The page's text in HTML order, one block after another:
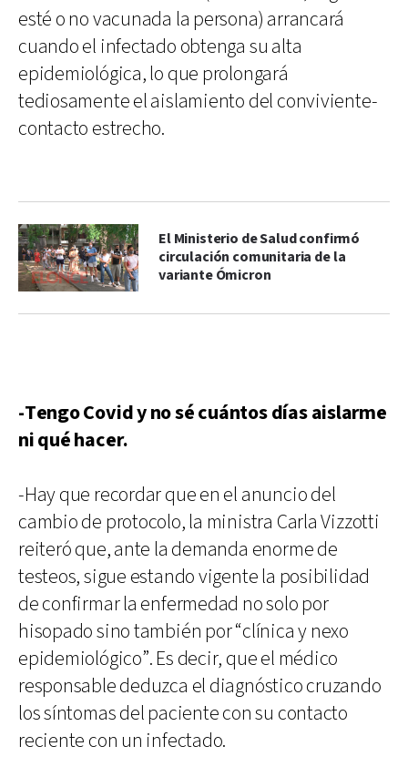
esté o no vacunada la persona) arrancará
cuando el infectado obtenga su alta
epidemiológica, lo que prolongará
tediosamente el aislamiento del conviviente-
contacto estrecho.
El Ministerio de Salud confirmó
circulación comunitaria de la
variante Ómicron
-Tengo Covid y no sé cuántos días aislarme
ni qué hacer.
-Hay que recordar que en el anuncio del
cambio de protocolo, la ministra Carla Vizzotti
reiteró que, ante la demanda enorme de
testeos, sigue estando vigente la posibilidad
de confirmar la enfermedad no solo por
hisopado sino también por “clínica y nexo
epidemiológico”. Es decir, que el médico
responsable deduzca el diagnóstico cruzando
los síntomas del paciente con su contacto
reciente con un infectado.